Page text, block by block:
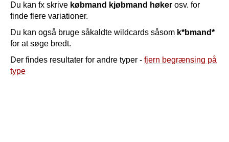
Du kan fx skrive købmand kjøbmand høker osv. for
finde flere variationer.
Du kan også bruge såkaldte wildcards såsom k*bmand*
for at søge bredt.
Der findes resultater for andre typer - fjern begrænsing på
type